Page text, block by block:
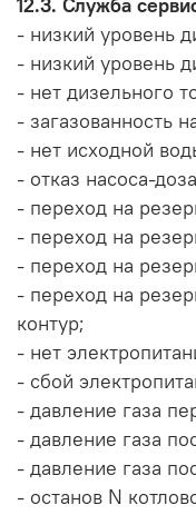
12.3. Служба
- низкий уровень
- низкий уровень
- нет дизельного
- загазованность
- нет исходной
- отказ насоса-
- переход на
- переход на
- переход на
- переход на
контур;
- нет
- сбой
- давление газа
- давление газа
- давление газа
- останов N